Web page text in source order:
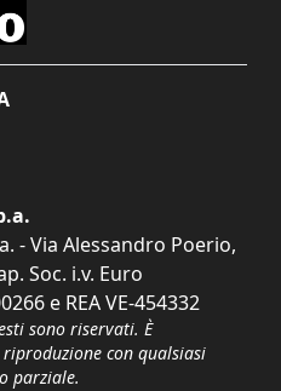
- Via Alessandro Poerio,
Soc. i.v. Euro
e REA VE-454332
sono riservati. È
con qualsiasi
parziale.